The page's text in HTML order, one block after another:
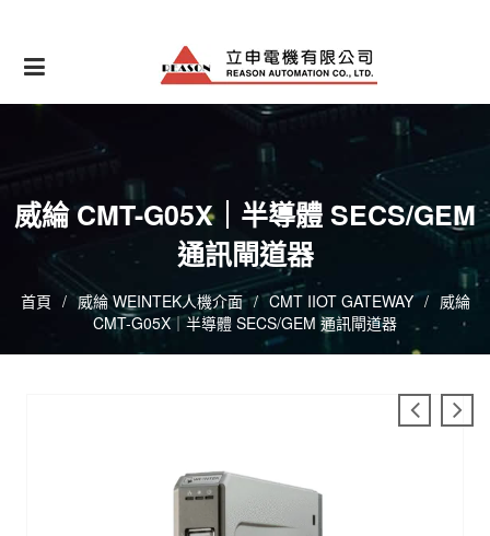
content
威綸 CMT-G05X｜半導體 SECS/GEM
通訊閘道器
首頁 / 威綸 WEINTEK人機介面 / CMT IIOT GATEWAY / 威綸
CMT-G05X｜半導體 SECS/GEM 通訊閘道器